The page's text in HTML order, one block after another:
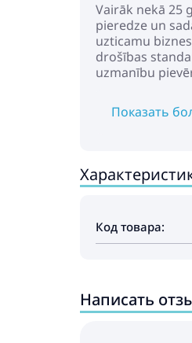
Vairāk nekā 25
pieredze un
uzticamu
drošības
uzmanību
Показать
Код товара:
Написать